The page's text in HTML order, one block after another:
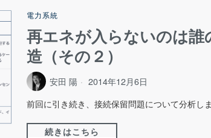
電力系統
再エネが入らないのは誰
造（その２）
安田 陽 2014年12月6日
前回に引き続き、接続保留問題について分析しま
続きはこちら